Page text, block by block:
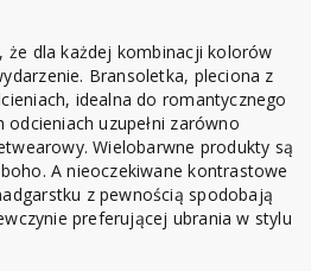
że dla każdej kombinacji kolorów
Bransoletka, pleciona z
idealna do romantycznego
uzupełni zarówno
Wielobarwne produkty są
A nieoczekiwane kontrastowe
z pewnością spodobają
preferującej ubrania w stylu